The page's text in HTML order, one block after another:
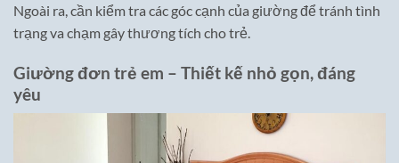
Ngoài ra, cần kiểm tra các góc cạnh của giường để tránh tình
trạng va chạm gây thương tích cho trẻ.
Giường đơn trẻ em – Thiết kế nhỏ gọn, đáng
yêu